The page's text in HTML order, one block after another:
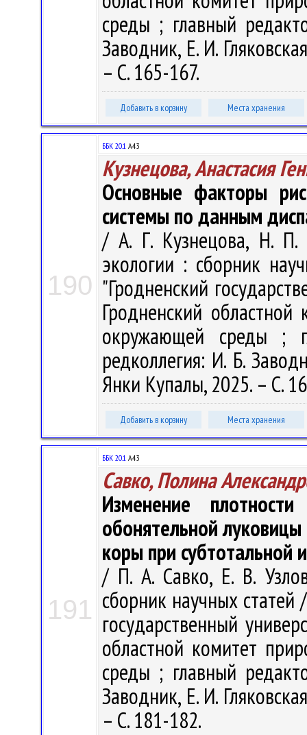
среды ; главный
Заводник, Е. И.
– С. 165-167.
Добавить в корзину Места хранения
190
ББК 20.1 А43
Кузнецова, Анастасия
Основные факторы
системы по данным
/ А. Г. Кузнецова, Н. П.
экологии : сборник
"Гродненский
Гродненский
окружающей среды ;
редколлегия: И. Б.
Янки Купалы, 2025. – С.
Добавить в корзину Места хранения
191
ББК 20.1 А43
Савко, Полина
Изменение
обонятельной
коры при субтотальной
/ П. А. Савко, Е. В.
сборник научных
государственный
областной комитет
среды ; главный
Заводник, Е. И.
– С. 181-182.